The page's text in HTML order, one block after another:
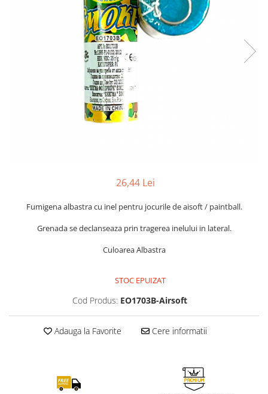
26,44 Lei
Fumigena albastra cu inel pentru jocurile de aisoft / paintball.
Grenada se declanseaza prin tragerea inelului in lateral.
Culoarea Albastra
STOC EPUIZAT
Cod Produs: EO1703B-Airsoft
Adauga la Favorite Cere informatii